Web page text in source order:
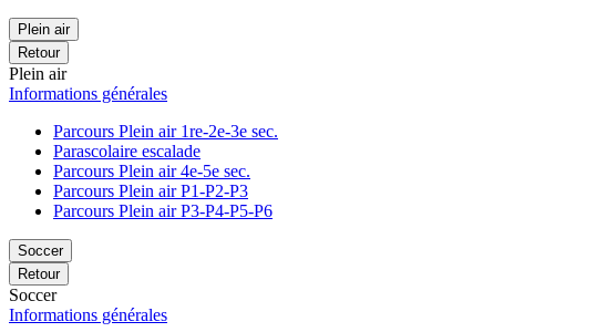
Plein air
Retour
Plein air
Informations générales
Parcours Plein air 1re-2e-3e sec.
Parascolaire escalade
Parcours Plein air 4e-5e sec.
Parcours Plein air P1-P2-P3
Parcours Plein air P3-P4-P5-P6
Soccer
Retour
Soccer
Informations générales